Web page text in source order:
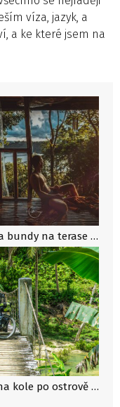
víza, jazyk, a
a ke které jsem na
Oprava bundy na terase s výhledem do zátoky
Výlet na kole po ostrově Bohol